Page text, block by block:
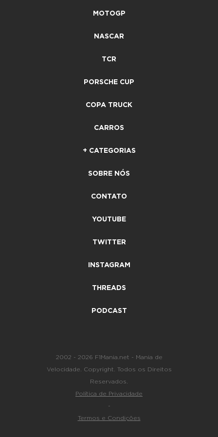
MOTOGP
NASCAR
TCR
PORSCHE CUP
COPA TRUCK
CARROS
+ CATEGORIAS
SOBRE NÓS
CONTATO
YOUTUBE
TWITTER
INSTAGRAM
THREADS
PODCAST
2002 - 2026 F1Mania.net - Mania de
Velocidade. Copyright. Todos os Direitos
Reservados.
Política de Privacidade
-
Termos e Condições